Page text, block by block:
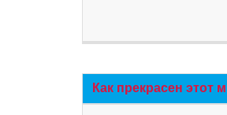
Как прекрасен этот